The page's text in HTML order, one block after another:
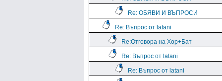
Re: ОБЯВИ И ВЪПРОСИ
Re: Въпрос от latani
Re:Отговора на Хор+Бат
Re: Въпрос от latani
Re: Въпрос от latani